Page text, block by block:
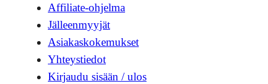
Affiliate-ohjelma
Jälleenmyyjät
Asiakaskokemukset
Yhteystiedot
Kirjaudu sisään / ulos